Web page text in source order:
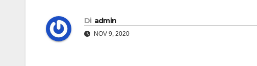
Di admin
NOV 9, 2020